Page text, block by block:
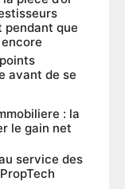
pendant que
avant de se
: la
le gain net
service des